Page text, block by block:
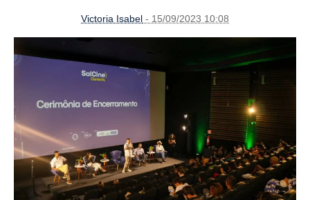
Victoria Isabel - 15/09/2023 10:08